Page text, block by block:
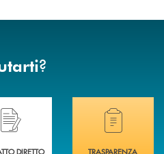
?
filiali di Banca di Caraglio.
di assistenza immediata?
DIRETTO
Hai bisogno di
TRASPARENZA